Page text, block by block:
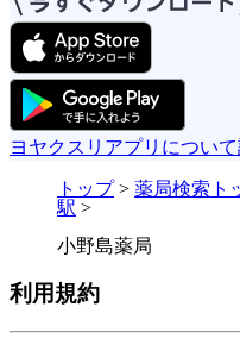
ヨヤクスリアプリについ
トップ> 薬局検索ト
駅 >
小野島薬局
利用規約